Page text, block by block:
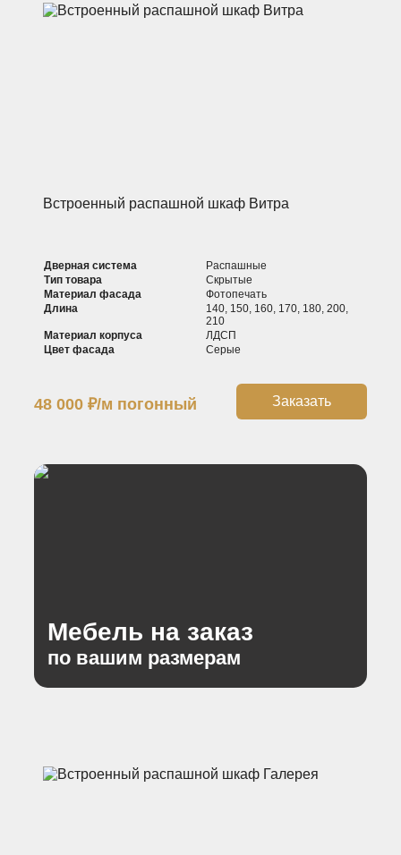
Встроенный распашной шкаф Витра
Дверная система
Распашные
Тип товара
Скрытые
Материал фасада
Фотопечать
Длина
140, 150, 160, 170, 180, 200,
210
Материал корпуса
ЛДСП
Цвет фасада
Серые
48 000₽/м погонный Заказать
Мебель на заказ
по вашим размерам